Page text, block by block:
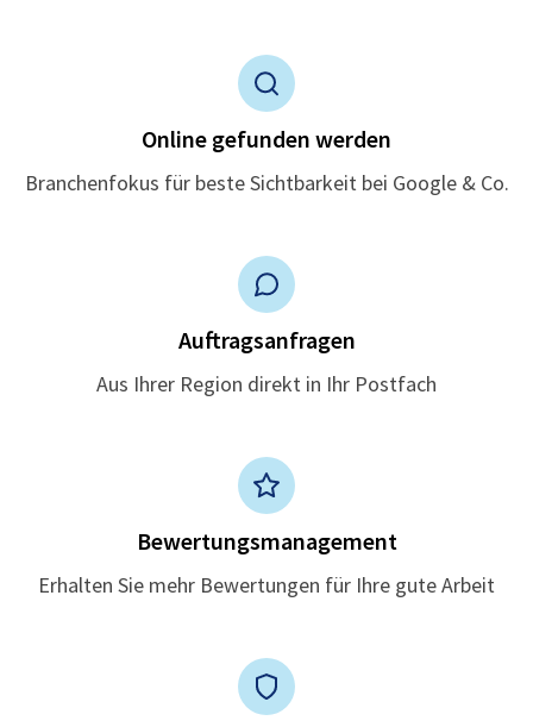
Online gefunden werden
Branchenfokus für beste Sichtbarkeit bei Google & Co.
Auftragsanfragen
Aus Ihrer Region direkt in Ihr Postfach
Bewertungsmanagement
Erhalten Sie mehr Bewertungen für Ihre gute Arbeit